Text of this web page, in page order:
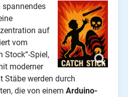
spannendes
auf
vom
Stock“-Spiel,
moderner
Stäbe werden durch
die von einem Arduino-